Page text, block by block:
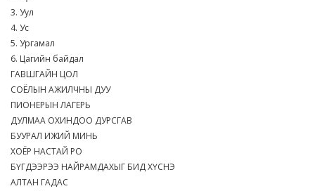
3. Уул
4. Ус
5. Ургамал
6. Цагийн байдал
ГАВШГАЙН ЦОЛ
СОЁЛЫН АЖИЛЧНЫ ДУУ
ПИОНЕРЫН ЛАГЕРЬ
ДУЛМАА ОХИНДОО ДУРСГАВ
БУУРАЛ ИЖИЙ МИНЬ
ХОЁР НАСТАЙ РО
БҮГДЭЭРЭЭ НАЙРАМДАХЫГ БИД ХҮСНЭ
АЛТАН ГАДАС